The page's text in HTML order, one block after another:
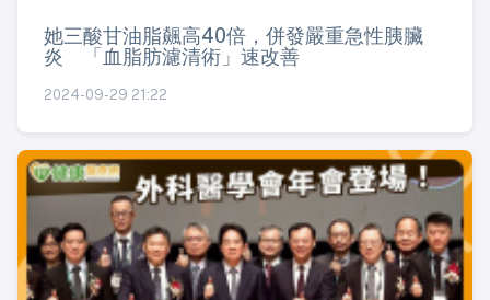
她三酸甘油脂飆高40倍，併發嚴重急性胰臟
炎 「血脂肪濾清術」速改善
2024-09-29 21:22